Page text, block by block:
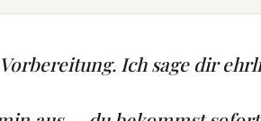
Ich sage dir